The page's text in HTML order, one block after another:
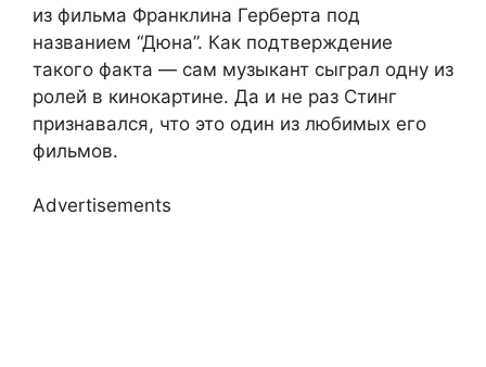
из фильма Франклина Герберта под
названием “Дюна”. Как подтверждение
такого факта — сам музыкант сыграл одну из
ролей в кинокартине. Да и не раз Стинг
признавался, что это один из любимых его
фильмов.
Advertisements